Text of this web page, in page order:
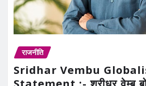
राजनीति
Sridhar Vembu